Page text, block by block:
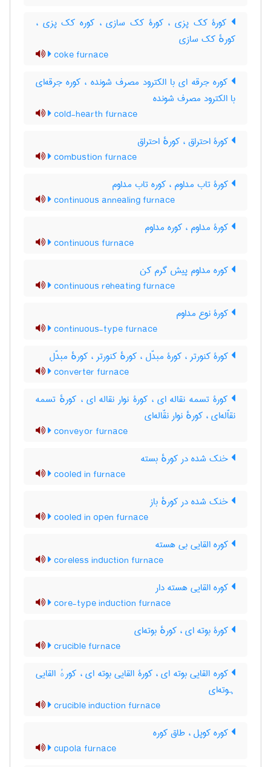
کورۀ کک پزی ، کورۀ کک سازی ، کوره کک پزی ،
کورهٔ کک سازی
coke furnace
کوره جرقه ای با الکترود مصرف شونده ، کوره جرقه‌ای
با الکترود مصرف شونده
cold-hearth furnace
کورۀ احتراق ، کورهٔ احتراق
combustion furnace
کورۀ تاب مداوم ، کوره تاب مداوم
continuous annealing furnace
کورۀ مداوم ، کوره مداوم
continuous furnace
کوره مداوم پیش گرم کن
continuous reheating furnace
کورۀ نوع مداوم
continuous-type furnace
کورۀ کنورتر ، کورۀ مبدّل ، کورهٔ کنورتر ، کورهٔ مبدّل
converter furnace
کورۀ تسمه نقاله ای ، کورۀ نوار نقاله ای ، کورهٔ تسمه
نقاّله‌ای ، کورهٔ نوار نقّاله‌ای
conveyor furnace
خنک شده در کورهٔ بسته
cooled in furnace
خنک شده در کورهٔ باز
cooled in open furnace
کوره القایی بی هسته
coreless induction furnace
کوره القایی هسته دار
core-type induction furnace
کورۀ بوته ای ، کورهٔ بوته‌ای
crucible furnace
کوره القایی بوته ای ، کورۀ القایی بوته ای ، کورهٔ القایی
ہوته‌ای
crucible induction furnace
کوره کوپل ، طاق کوره
cupola furnace